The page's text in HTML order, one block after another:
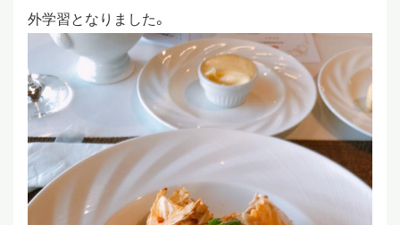
教員ブログ
在校生・保護者・卒業生の方へ
外学習となりました。